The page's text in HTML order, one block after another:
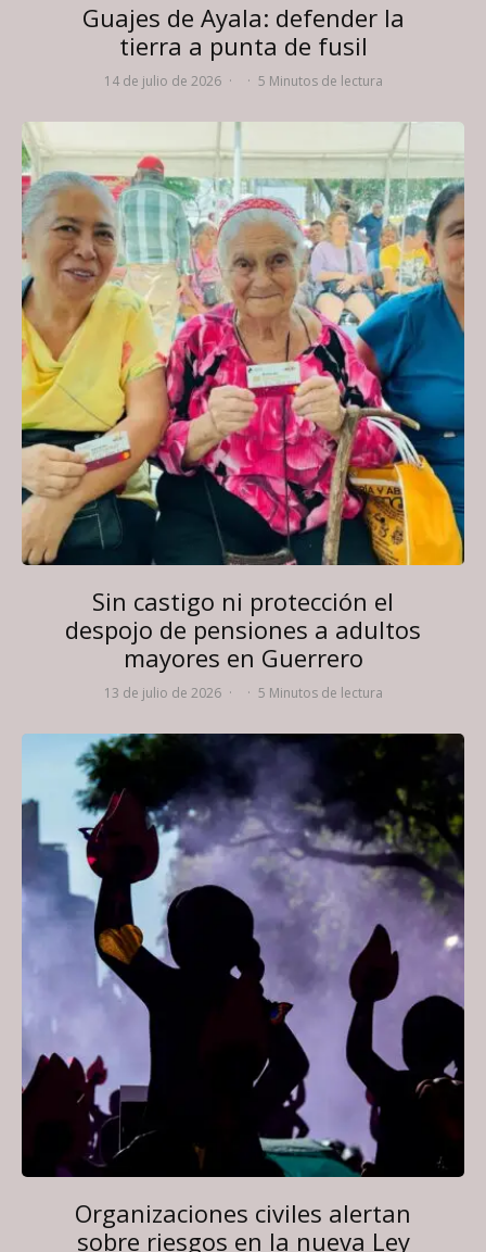
Guajes de Ayala: defender la
tierra a punta de fusil
14 de julio de 2026 · · 5 Minutos de lectura
Sin castigo ni protección el
despojo de pensiones a adultos
mayores en Guerrero
13 de julio de 2026 · · 5 Minutos de lectura
Organizaciones civiles alertan
sobre riesgos en la nueva Ley